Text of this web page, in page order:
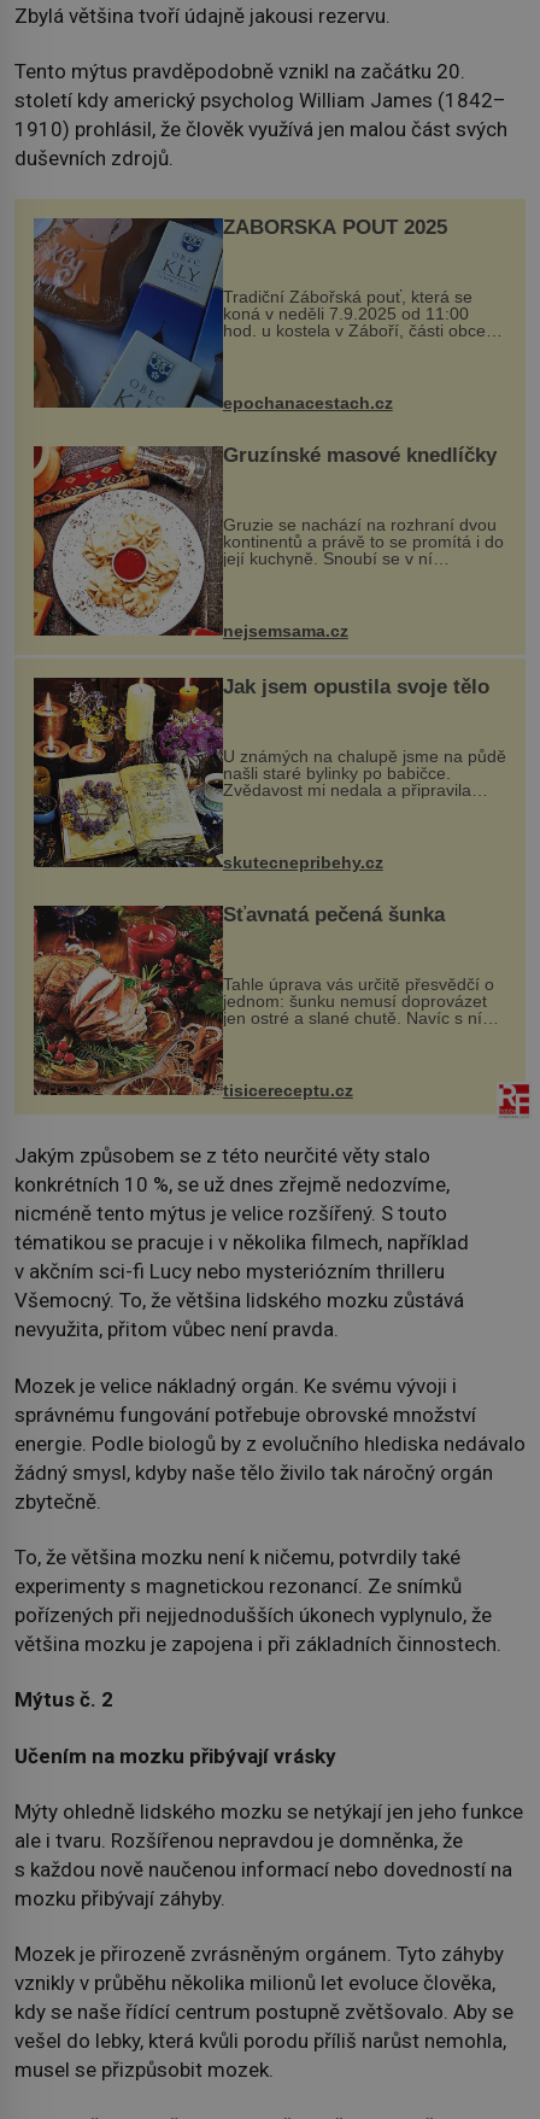
Zbylá většina tvoří údajně jakousi rezervu.
Tento mýtus pravděpodobně vznikl na začátku 20.
století kdy americký psycholog William James (1842–
1910) prohlásil, že člověk využívá jen malou část svých
duševních zdrojů.
ZÁBOŘSKÁ POUŤ 2025
Tradiční Zábořská pouť, která se
koná v neděli 7.9.2025 od 11:00
hod. u kostela v Záboří, části obce
Kly u Mělníka. V programu naleznete
komentovanou prohlídku kostela,
epochanacestach.cz
Gruzínské masové knedlíčky
Gruzie se nachází na rozhraní dvou
kontinentů a právě to se promítá i do
její kuchyně. Snoubí se v ní
evropské a asijské chutě a díky tomu
pokrmy, které rozhodně st...
nejsemsama.cz
Jak jsem opustila svoje tělo
U známých na chalupě jsme na půdě
našli staré bylinky po babičce.
Zvědavost mi nedala a připravila
jsem si z nich lektvar… Zimní pobyt
na chalupě se pro mě vlastní vinou
změnil v děsivý zážitek, na kt...
skutecnepribehy.cz
Šťavnatá pečená šunka
Tahle úprava vás určitě přesvědčí o
jednom: šunku nemusí doprovázet
jen ostré a slané chutě. Navíc s ní
nakrmíte poměrně hodně hladových
krků. Ingredience sádlo 3 kg šunky
vcelku 3 stroužky česneku hl...
tisicereceptu.cz
Jakým způsobem se z této neurčité věty stalo
konkrétních 10 %, se už dnes zřejmě nedozvíme,
nicméně tento mýtus je velice rozšířený. S touto
tématikou se pracuje i v několika filmech, například
v akčním sci-fi Lucy nebo mysteriózním thrilleru
Všemocný. To, že většina lidského mozku zůstává
nevyužita, přitom vůbec není pravda.
Mozek je velice nákladný orgán. Ke svému vývoji i
správnému fungování potřebuje obrovské množství
energie. Podle biologů by z evolučního hlediska nedávalo
žádný smysl, kdyby naše tělo živilo tak náročný orgán
zbytečně.
To, že většina mozku není k ničemu, potvrdily také
experimenty s magnetickou rezonancí. Ze snímků
pořízených při nejjednodušších úkonech vyplynulo, že
většina mozku je zapojena i při základních činnostech.
Mýtus č. 2
Učením na mozku přibývají vrásky
Mýty ohledně lidského mozku se netýkají jen jeho funkce
ale i tvaru. Rozšířenou nepravdou je domněnka, že
s každou nově naučenou informací nebo dovedností na
mozku přibývají záhyby.
Mozek je přirozeně zvrásněným orgánem. Tyto záhyby
vznikly v průběhu několika milionů let evoluce člověka,
kdy se naše řídící centrum postupně zvětšovalo. Aby se
vešel do lebky, která kvůli porodu příliš narůst nemohla,
musel se přizpůsobit mozek.